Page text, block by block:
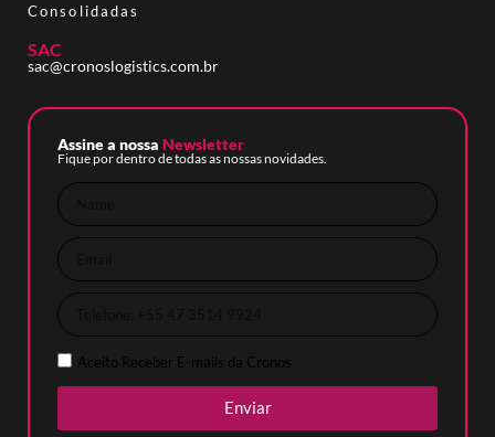
Consolidadas
SAC
sac@cronoslogistics.com.br
Assine a nossa Newsletter
Fique por dentro de todas as nossas novidades.
Aceito Receber E-mails da Cronos
Enviar